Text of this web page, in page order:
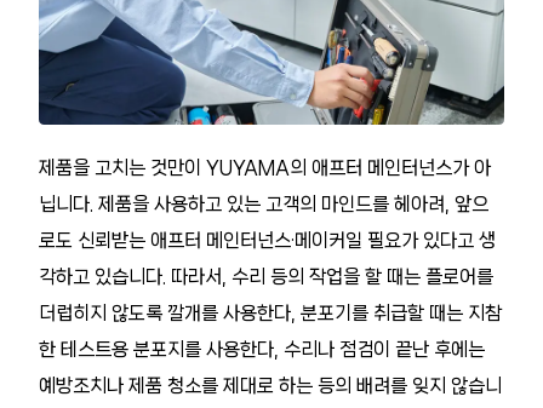
제품을 고치는 것만이 YUYAMA의 애프터 메인터넌스가 아
닙니다. 제품을 사용하고 있는 고객의 마인드를 헤아려, 앞으
로도 신뢰받는 애프터 메인터넌스·메이커일 필요가 있다고 생
각하고 있습니다. 따라서, 수리 등의 작업을 할 때는 플로어를
더럽히지 않도록 깔개를 사용한다, 분포기를 취급할 때는 지참
한 테스트용 분포지를 사용한다, 수리나 점검이 끝난 후에는
예방조치나 제품 청소를 제대로 하는 등의 배려를 잊지 않습니